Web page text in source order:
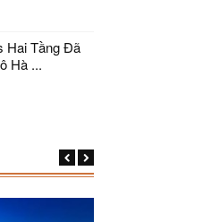
Hai Tầng Đã
Hà ...